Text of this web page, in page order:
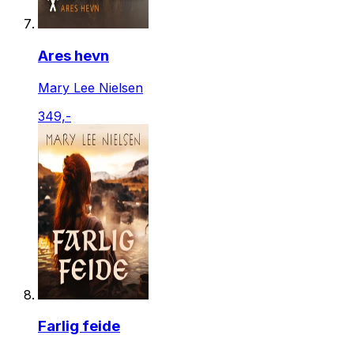
Ares hevn
Mary Lee Nielsen
349,-
Farlig feide